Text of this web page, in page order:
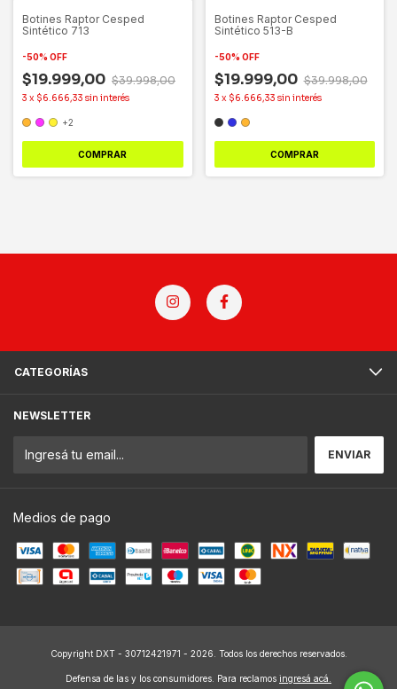
Botines Raptor Cesped
Sintético 713
-50% OFF
$19.999,00 $39.998,00
3 x $6.666,33 sin interés
+2
COMPRAR
Botines Raptor Cesped
Sintético 513-B
-50% OFF
$19.999,00 $39.998,00
3 x $6.666,33 sin interés
COMPRAR
CATEGORÍAS
NEWSLETTER
Medios de pago
Copyright DXT - 30712421971 - 2026. Todos los derechos reservados.
Defensa de las y los consumidores. Para reclamos ingresá acá.